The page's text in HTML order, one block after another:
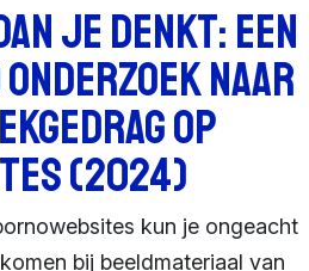
je denkt: Een
naar
op
(2024)
kun je ongeacht
bij beeldmateriaal van